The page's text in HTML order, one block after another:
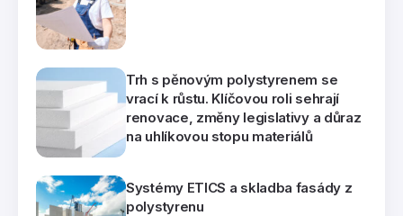
Trh s pěnovým polystyrenem se
vrací k růstu. Klíčovou roli sehrají
renovace, změny legislativy a důraz
na uhlíkovou stopu materiálů
Systémy ETICS a skladba fasády z
polystyrenu